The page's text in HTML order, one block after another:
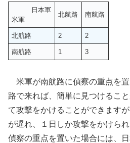
日本軍
米軍
北航路 南航路
北航路 2 2
南航路 1 3
米軍が南航路に偵察の重点を
路で来れば、簡単に見つけるこ
て攻撃をかけることができます
が遅れ、１日しか攻撃をかけら
偵察の重点を置いた場合には、